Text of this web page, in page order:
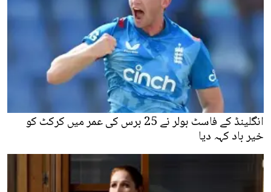
انگلینڈ کے فاسٹ بولر نے 25 برس کی عمر میں کرکٹ کو
خیر باد کہہ دیا